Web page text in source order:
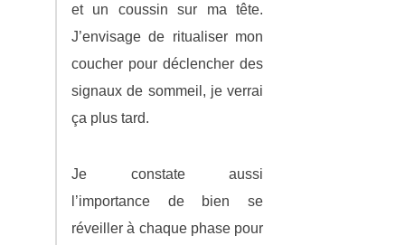
et un coussin sur ma tête.
J’envisage de ritualiser mon
coucher pour déclencher des
signaux de sommeil, je verrai
ça plus tard.
Je constate aussi
l’importance de bien se
réveiller à chaque phase pour